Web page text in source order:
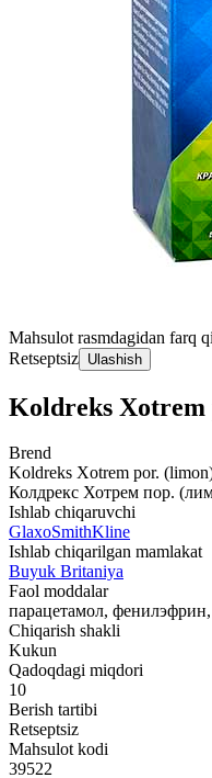
Mahsulot rasmdagidan farq
Retseptsiz Ulashish
Koldreks
Brend
Koldreks Xotrem por.
Колдрекс Хотрем пор.
Ishlab chiqaruvchi
GlaxoSmithKline
Ishlab chiqarilgan mamlakat
Buyuk Britaniya
Faol moddalar
парацетамол,
Chiqarish shakli
Kukun
Qadoqdagi miqdori
10
Berish tartibi
Retseptsiz
Mahsulot kodi
39522